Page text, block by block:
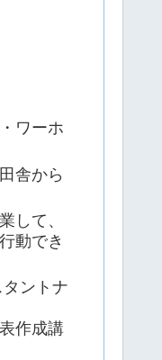
ワーホ
舎から
して、
動でき
ントナ
作成講